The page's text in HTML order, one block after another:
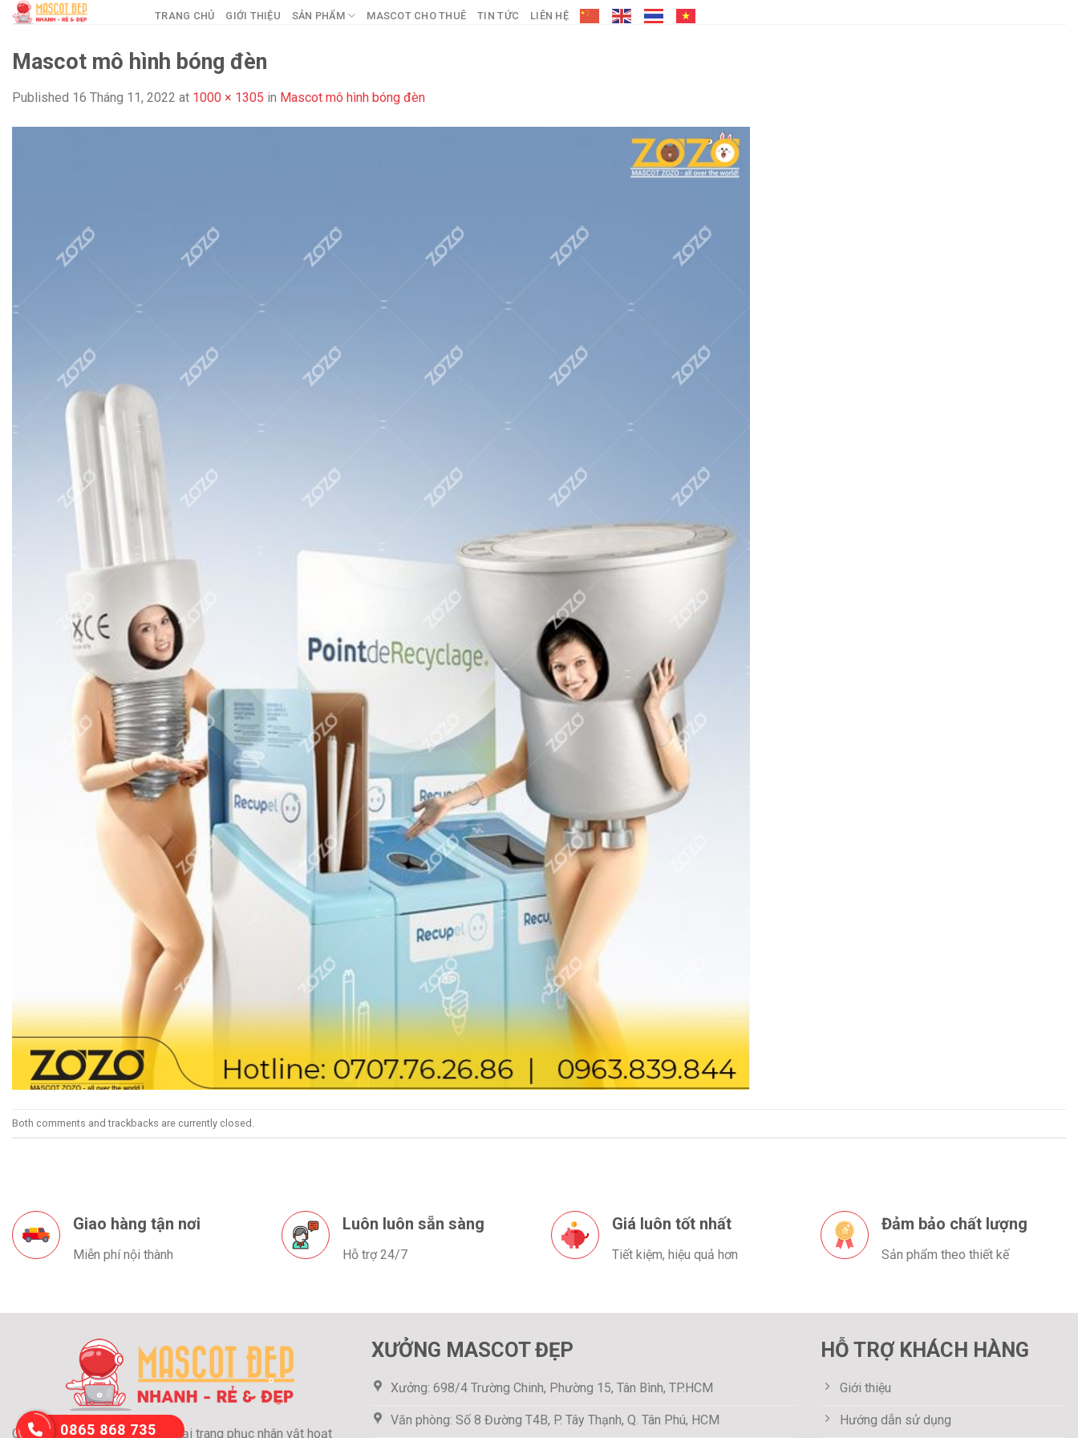
Skip
content
TRANG CHỦ GIỚI THIỆU SẢN PHẨM MASCOT CHO THUÊ TIN TỨC LIÊN HỆ
Mascot mô hình bóng đèn
Published 16 Tháng 11, 2022 at 1000 × 1305 in Mascot mô hình bóng đèn
Both comments and trackbacks are currently closed.
Giao hàng tận nơi
Miễn phí nội thành
Luôn luôn sẵn sàng
Hỗ trợ 24/7
Giá luôn tốt nhất
Tiết kiệm, hiệu quả hơn
Đảm bảo chất lượng
Sản phẩm theo thiết kế
Chuyên may và cho thuê các loại trang phục nhân vật hoạt
XƯỞNG MASCOT ĐẸP
Xưởng: 698/4 Trường Chinh, Phường 15, Tân Bình, TP.HCM
Văn phòng: Số 8 Đường T4B, P. Tây Thạnh, Q. Tân Phú, HCM
HỖ TRỢ KHÁCH HÀNG
Giới thiệu
Hướng dẫn sử dụng
0865 868 735